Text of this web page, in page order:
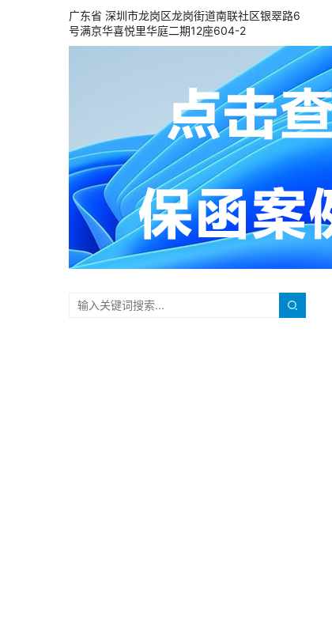
广东省 深圳市龙岗区龙岗街道南联社区银翠路6
号满京华喜悦里华庭二期12座604-2